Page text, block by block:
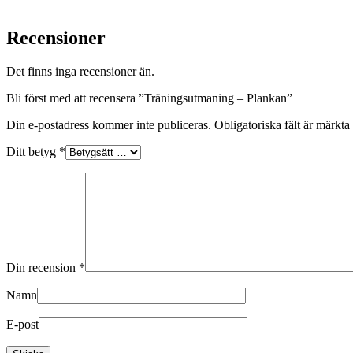
Recensioner
Det finns inga recensioner än.
Bli först med att recensera ”Träningsutmaning – Plankan”
Din e-postadress kommer inte publiceras. Obligatoriska fält är märkta
Ditt betyg *
Din recension *
Namn
E-post